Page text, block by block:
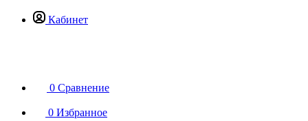
Кабинет
0 Сравнение
0 Избранное